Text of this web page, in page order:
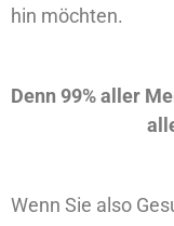
hin möchten.
Denn 99% aller
Wenn Sie also